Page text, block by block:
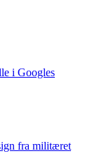
i Googles
fra militæret